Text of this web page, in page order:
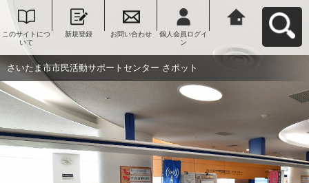
このサイトにつ
いて
新規登録 お問い合わせ
個人会員ログイ
ン
ンター さポット
へ戻る
さいたま市市民活動サポートセンター さポット